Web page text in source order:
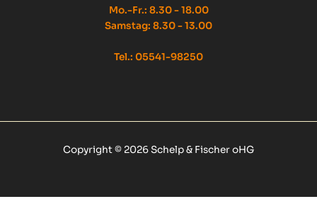
Mo.-Fr.: 8.30 - 18.00
Samstag: 8.30 - 13.00
Tel.: 05541-98250
Copyright © 2026 Schelp & Fischer oHG